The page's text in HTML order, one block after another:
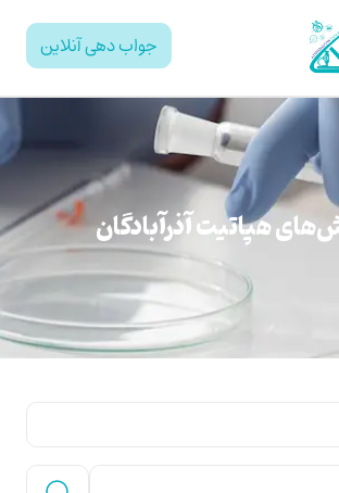
جواب دهی آنلاین
هپاتیت آذرآبادگان